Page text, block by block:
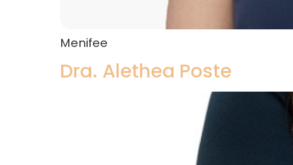
Menifee
Dra. Alethea Poste